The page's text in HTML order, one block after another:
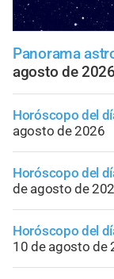
Panorama
agosto de 2026
Horóscopo del
agosto de 2026
Horóscopo del
de agosto de
Horóscopo del
10 de agosto de